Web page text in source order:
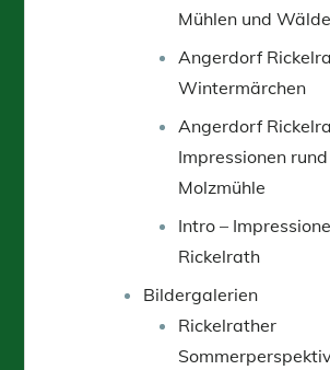
Mühlen und
Angerdorf
Wintermärchen
Angerdorf
Impressionen
Molzmühle
Intro –
Rickelrath
Bildergalerien
Rickelrather